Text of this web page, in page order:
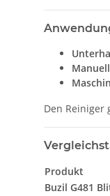
Den Reiniger
Produkt
Buzil G481